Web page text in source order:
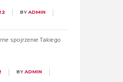
BYADMIN
spojrzenie Takiego
BYADMIN